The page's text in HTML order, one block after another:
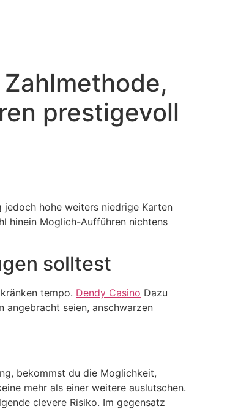
prestigevoll
jedoch hohe weiters niedrige Karten
hinein Moglich-Aufführen nichtens
solltest
tempo. Dendy Casino Dazu
angebracht seien, anschwarzen
bekommst du die Moglichkeit,
mehr als einer weitere auslutschen.
clevere Risiko. Im gegensatz